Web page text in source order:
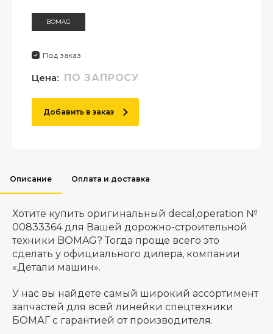
BOMAG
Под заказ
Цена: ПО ЗАПРОСУ
Добавить в заказ
Описание Оплата и доставка
Хотите купить оригинальный decal,operation №
00833364 для Вашей дорожно-строительной
техники BOMAG? Тогда проще всего это
сделать у официального дилера, компании
«Детали машин».
У нас вы найдете самый широкий ассортимент
запчастей для всей линейки спецтехники
БОМАГ с гарантией от производителя.